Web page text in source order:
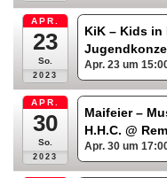
APR.
23
So.
2023
KiK – Kids in
Apr. 23 um
APR.
30
So.
2023
Maifeier –
H.H.C.@
Apr. 30 um